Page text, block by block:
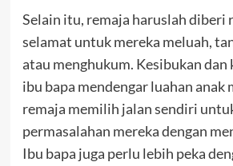
Selain itu, remaja haruslah diberi
selamat untuk mereka meluah,
atau menghukum. Kesibukan dan
ibu bapa mendengar luahan anak
remaja memilih jalan sendiri
permasalahan mereka dengan
Ibu bapa juga perlu lebih peka